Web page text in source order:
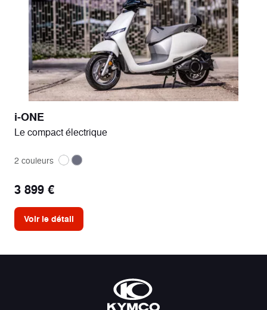
i-ONE
Le compact électrique
2 couleurs
3 899 €
Voir le détail